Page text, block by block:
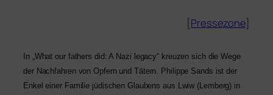
[Pres­se­zo­ne]
In „What our fathers did: A Nazi lega­cy“ kreu­zen sich die Wege
der Nachfahren von Opfern und Tätern. Philippe Sands ist der
Enkel einer Familie jüdi­schen Glaubens aus Lwiw (Lemberg) in